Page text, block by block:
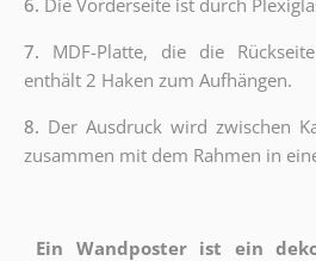
7. MDF-Platte, die die
enthält 2 Haken zum Aufhängen.
8. Der Ausdruck wird zwischen
zusammen mit dem Rahmen in
Ein Wandposter ist ein